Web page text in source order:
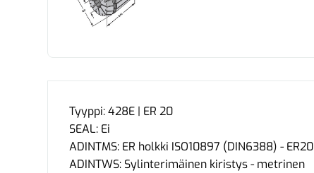
Tyyppi: 428E | ER 20
SEAL: Ei
ADINTMS: ER holkki ISO10897 (DIN6388) - ER20
ADINTWS: Sylinterimäinen kiristys - metrinen